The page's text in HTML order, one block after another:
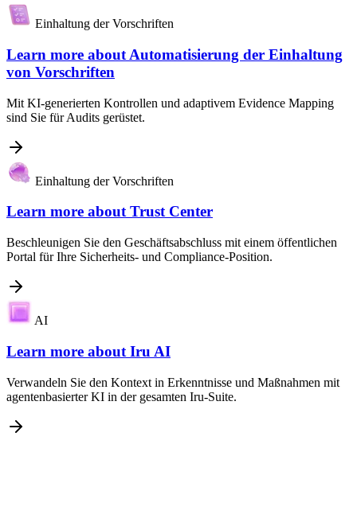
Einhaltung der Vorschriften
Learn more about Automatisierung der Einhaltung
von Vorschriften
Mit KI-generierten Kontrollen und adaptivem Evidence Mapping
sind Sie für Audits gerüstet.
Einhaltung der Vorschriften
Learn more aboutTrust Center
Beschleunigen Sie den Geschäftsabschluss mit einem öffentlichen
Portal für Ihre Sicherheits- und Compliance-Position.
AI
Learn more about Iru AI
Verwandeln Sie den Kontext in Erkenntnisse und Maßnahmen mit
agentenbasierter KI in der gesamten Iru-Suite.